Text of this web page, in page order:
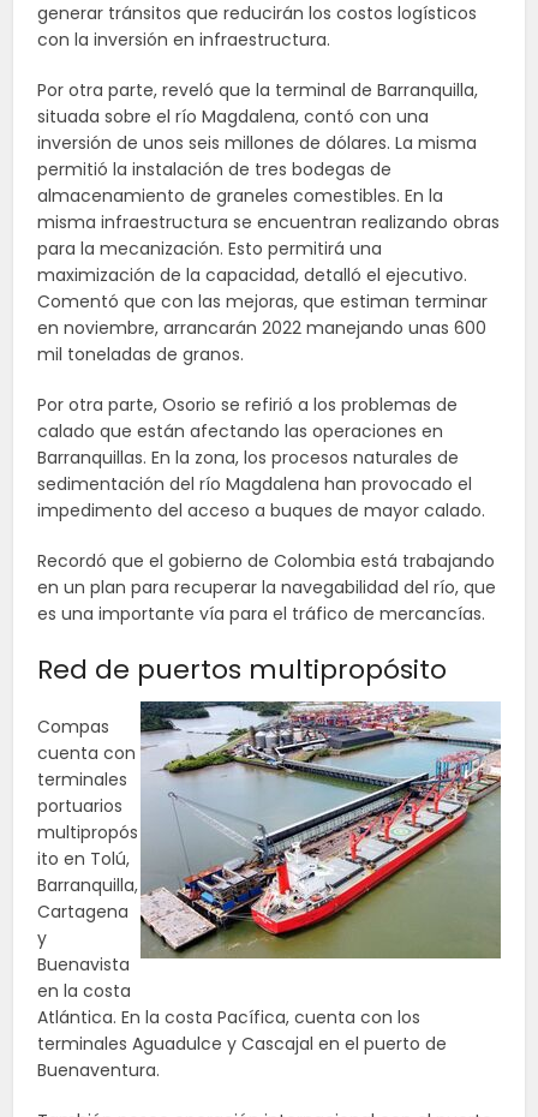
generar tránsitos que reducirán los costos logísticos
con la inversión en infraestructura.
Por otra parte, reveló que la terminal de Barranquilla,
situada sobre el río Magdalena, contó con una
inversión de unos seis millones de dólares. La misma
permitió la instalación de tres bodegas de
almacenamiento de graneles comestibles. En la
misma infraestructura se encuentran realizando obras
para la mecanización. Esto permitirá una
maximización de la capacidad, detalló el ejecutivo.
Comentó que con las mejoras, que estiman terminar
en noviembre, arrancarán 2022 manejando unas 600
mil toneladas de granos.
Por otra parte, Osorio se refirió a los problemas de
calado que están afectando las operaciones en
Barranquillas. En la zona, los procesos naturales de
sedimentación del río Magdalena han provocado el
impedimento del acceso a buques de mayor calado.
Recordó que el gobierno de Colombia está trabajando
en un plan para recuperar la navegabilidad del río, que
es una importante vía para el tráfico de mercancías.
Red de puertos multipropósito
Compas
cuenta con
terminales
portuarios
multipropós
ito en Tolú,
Barranquilla,
Cartagena
y
Buenavista
en la costa
Atlántica. En la costa Pacífica, cuenta con los
terminales Aguadulce y Cascajal en el puerto de
Buenaventura.